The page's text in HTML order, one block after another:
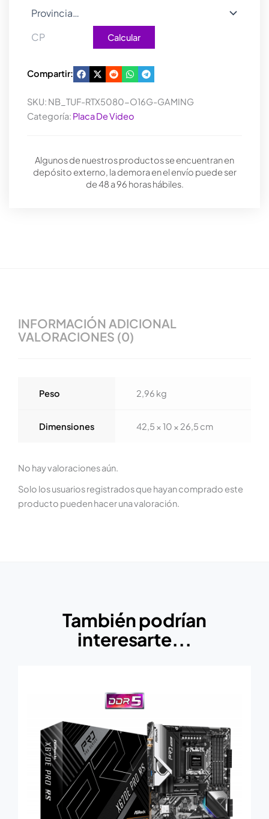
Calcular
Compartir:
SKU: NB_TUF-RTX5080-O16G-GAMING
Categoría: Placa De Video
Algunos de nuestros productos se encuentran en
depósito externo, la demora en el envío puede ser
de 48 a 96 horas hábiles.
INFORMACIÓN ADICIONAL
VALORACIONES (0)
Peso 2,96 kg
Dimensiones 42,5 × 10 × 26,5 cm
No hay valoraciones aún.
Solo los usuarios registrados que hayan comprado este
producto pueden hacer una valoración.
También podrían
interesarte...